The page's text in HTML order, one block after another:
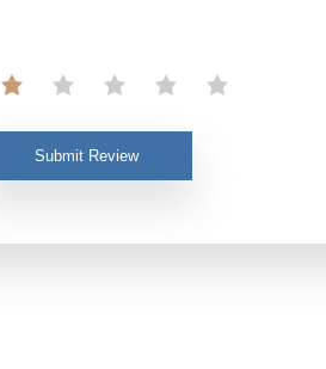
Submit Review